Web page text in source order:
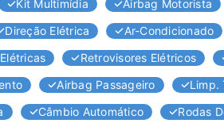
Kit Multimídia
Airbag Motorista
Direção Elétrica
Ar-Condicionado
Retrovisores Elétricos
Airbag Passageiro
Limp.
Câmbio Automático
Rodas